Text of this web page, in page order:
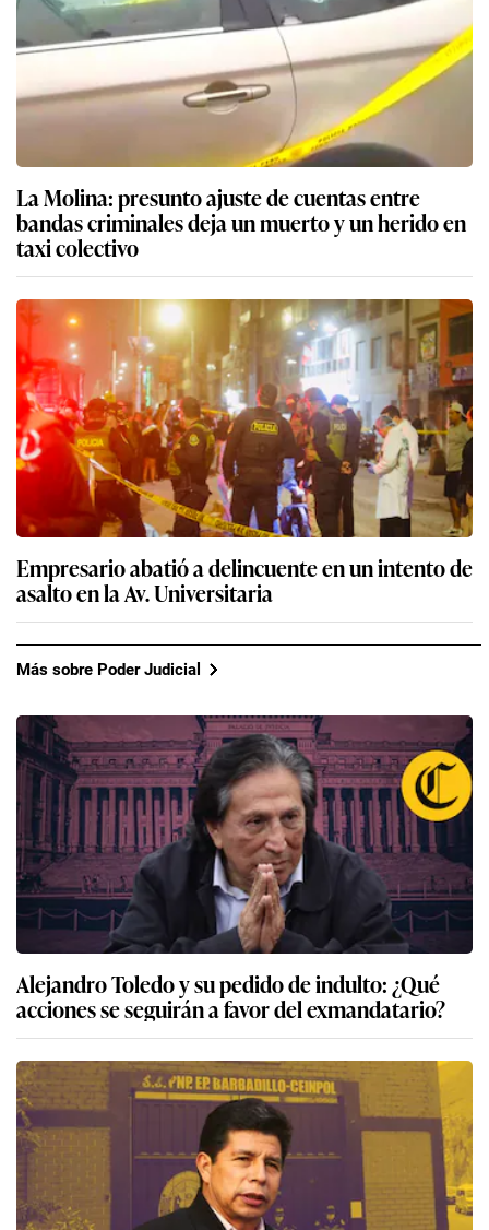
La Molina: presunto ajuste de cuentas entre
bandas criminales deja un muerto y un herido en
taxi colectivo
Empresario abatió a delincuente en un intento de
asalto en la Av. Universitaria
Más sobre Poder Judicial
Alejandro Toledo y su pedido de indulto: ¿Qué
acciones se seguirán a favor del exmandatario?